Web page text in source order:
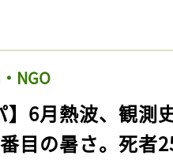
NGO
】6月熱波、観
目の暑さ。死者
ログイン
会員登録